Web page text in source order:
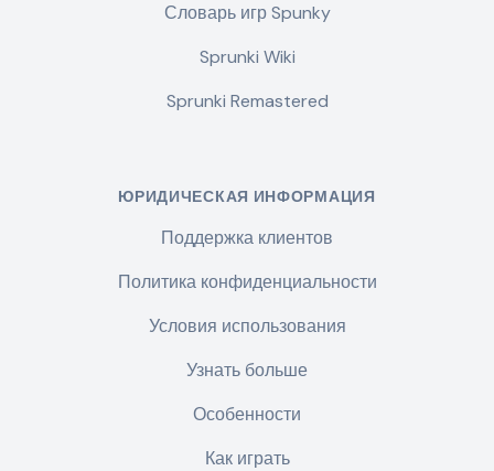
Словарь игр Spunky
Sprunki Wiki
Sprunki Remastered
ЮРИДИЧЕСКАЯ ИНФОРМАЦИЯ
Поддержка клиентов
Политика конфиденциальности
Условия использования
Узнать больше
Особенности
Как играть